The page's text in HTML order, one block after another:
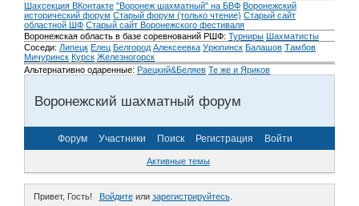
Шахсекция ВКонтакте "Воронеж шахматный" на БВФ Воронежский
исторический форум Cтарый форум (только чтение) Старый сайт
областной ШФ Старый сайт Воронежского фестиваля
Воронежская область в базе соревнований РШФ: Турниры Шахматисты
Соседи: Липецк Елец Белгород Алексеевка Урюпинск Балашов Тамбов
Мичуринск Курск Железногорск
Альтернативно одаренные: Раецкий&Беляев Те же и Яриков
Воронежский шахматный форум
Форум Участники Поиск Регистрация Войти
Активные темы
Привет, Гость! Войдитеили зарегистрируйтесь.